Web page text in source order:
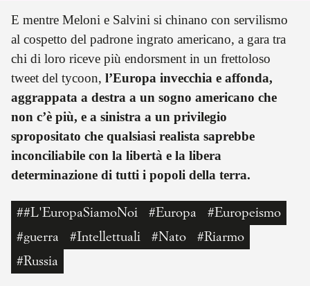
E mentre Meloni e Salvini si chinano con servilismo
al cospetto del padrone ingrato americano, a gara tra
chi di loro riceve più endorsment in un frettoloso
tweet del tycoon, l’Europa invecchia e affonda,
aggrappata a destra a un sogno americano che
non c’è più, e a sinistra a un privilegio
spropositato che qualsiasi realista saprebbe
inconciliabile con la libertà e la libera
determinazione di tutti i popoli della terra.
##L'EuropaSiamoNoi #Europa
#Europeismo
#guerra
#Intellettuali #Nato
#Riarmo
#Russia